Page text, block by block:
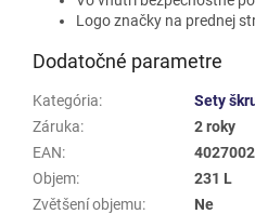
Logo značky na prednej
Dodatočné parametre
Kategória:
Sety
Záruka:
2 roky
EAN:
Objem:
231 L
Zvětšení objemu:
Ne